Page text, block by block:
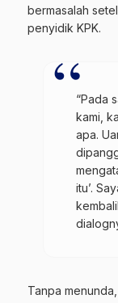
bermasalah
penyidik KPK.
“Pada
kami,
apa.
itu’.
Tanpa